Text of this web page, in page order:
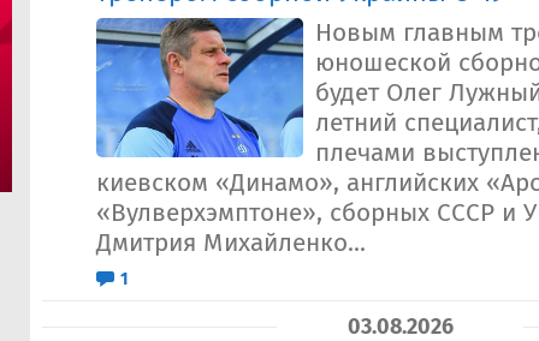
Новым главным
юношеской
будет Олег
летний
плечами
киевском «Динамо», английских
«Вулверхэмптоне», сборных СССР и
Дмитрия Михайленко...
1
03.08.2026